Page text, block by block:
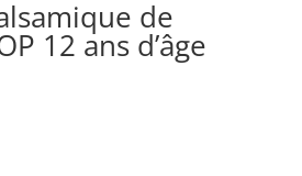
de
12 ans d’âge